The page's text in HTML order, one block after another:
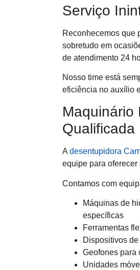
Serviço
Reconhecemos que
sobretudo em
de atendimento 24
Nosso time está
eficiência no auxílio
Maquinário
Qualificada
A desentupidora
equipe para
Contamos com
Máquinas de
específicas
Ferramentas
Dispositivos
Geofones para
Unidades